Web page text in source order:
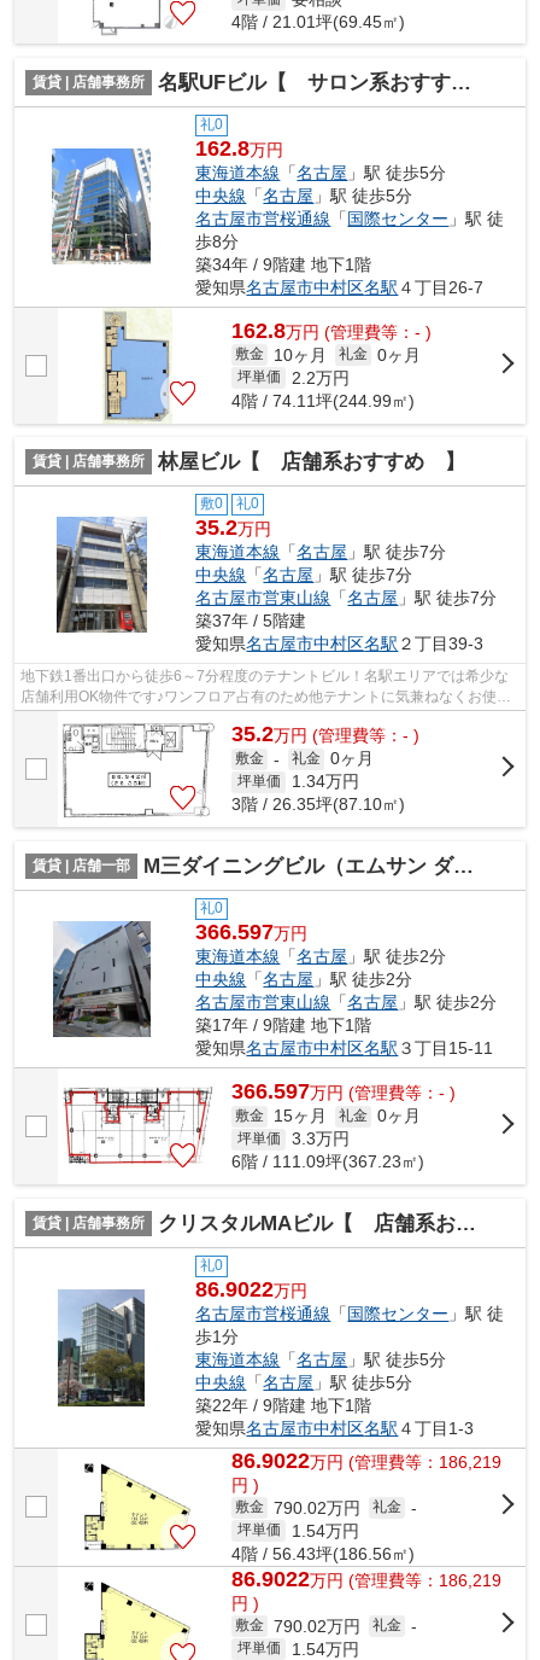
4階 / 21.01坪(69.45㎡)
賃貸 | 店舗事務所 名駅UFビル【 サロン系おすすめ 】
礼0
162.8万円
東海道本線 「名古屋 」駅 徒歩5分
中央線 「名古屋 」駅 徒歩5分
名古屋市営桜通線 「国際センター 」駅 徒
歩8分
築34年 / 9階建 地下1階
愛知県名古屋市中村区名駅 ４丁目26-7
162.8万円 (管理費等：- )
敷金 10ヶ月 礼金 0ヶ月
坪単価 2.2万円
4階 / 74.11坪(244.99㎡)
賃貸 | 店舗事務所 林屋ビル【 店舗系おすすめ 】
敷0 礼0
35.2万円
東海道本線 「名古屋 」駅 徒歩7分
中央線 「名古屋 」駅 徒歩7分
名古屋市営東山線 「名古屋 」駅 徒歩7分
築37年 / 5階建
愛知県名古屋市中村区名駅 ２丁目39-3
地下鉄1番出口から徒歩6～7分程度のテナントビル！名駅エリアでは希少な
店舗利用OK物件です♪ワンフロア占有のため他テナントに気兼ねなくお使い
35.2万円 (管理費等：- )
敷金 - 礼金 0ヶ月
坪単価 1.34万円
3階 / 26.35坪(87.10㎡)
賃貸 | 店舗一部 M三ダイニングビル（エムサン ダイニングビル）【 飲食系おすすめ 】
礼0
366.597万円
東海道本線 「名古屋 」駅 徒歩2分
中央線 「名古屋 」駅 徒歩2分
名古屋市営東山線 「名古屋 」駅 徒歩2分
築17年 / 9階建 地下1階
愛知県名古屋市中村区名駅 ３丁目15-11
366.597万円 (管理費等：- )
敷金 15ヶ月 礼金 0ヶ月
坪単価 3.3万円
6階 / 111.09坪(367.23㎡)
賃貸 | 店舗事務所 クリスタルMAビル【 店舗系おすすめ 】
礼0
86.9022万円
名古屋市営桜通線 「国際センター 」駅 徒
歩1分
東海道本線 「名古屋 」駅 徒歩5分
中央線 「名古屋 」駅 徒歩5分
築22年 / 9階建 地下1階
愛知県名古屋市中村区名駅 ４丁目1-3
86.9022万円 (管理費等：186,219
円 )
敷金 790.02万円 礼金 -
坪単価 1.54万円
4階 / 56.43坪(186.56㎡)
86.9022万円 (管理費等：186,219
円 )
敷金 790.02万円 礼金 -
坪単価 1.54万円